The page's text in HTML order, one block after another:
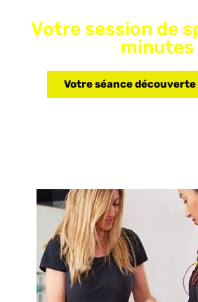
Votre session de
minutes
Votre séance découverte